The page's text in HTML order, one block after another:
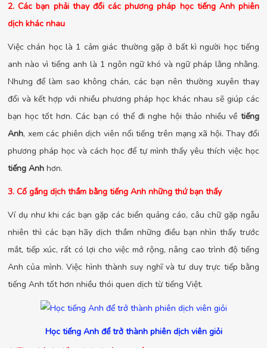
2. Các bạn phải thay đổi các phương pháp học tiếng Anh phiên
dịch khác nhau
Việc chán học là 1 cảm giác thường gặp ở bất kì người học tiếng
anh nào vì tiếng anh là 1 ngôn ngữ khó và ngữ pháp lằng nhằng.
Nhưng để làm sao không chán, các bạn nên thường xuyên thay
đổi và kết hợp với nhiều phương pháp học khác nhau sẽ giúp các
bạn học tốt hơn. Các bạn có thể đi nghe hội thảo nhiều về tiếng
Anh, xem các phiên dịch viên nổi tiếng trên mạng xã hội. Thay đổi
phương pháp học và cách học để tự mình thấy yêu thích việc học
tiếng Anh hơn.
3. Cố gắng dịch thầm bằng tiếng Anh những thứ bạn thấy
Ví dụ như khi các bạn gặp các biển quảng cáo, câu chữ gặp ngẫu
nhiên thì các bạn hãy dịch thầm những điều bạn nhìn thấy trước
mắt, tiếp xúc, rất có lợi cho việc mở rộng, nâng cao trình độ tiếng
Anh của mình. Việc hình thành suy nghĩ và tư duy trực tiếp bằng
tiếng Anh tốt hơn nhiều thói quen dịch từ tiếng Việt.
Học tiếng Anh để trở thành phiên dịch viên giỏi